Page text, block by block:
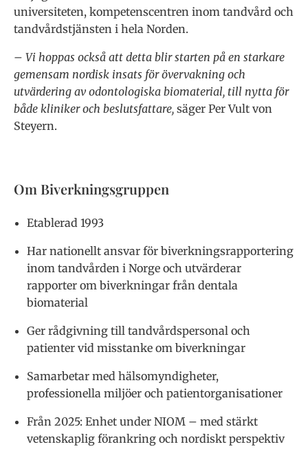
universiteten, kompetenscentren inom tandvård och
tandvårdstjänsten i hela Norden.
– Vi hoppas också att detta blir starten på en starkare
gemensam nordisk insats för övervakning och
utvärdering av odontologiska biomaterial, till nytta för
både kliniker och beslutsfattare, säger Per Vult von
Steyern.
Om Biverkningsgruppen
Etablerad 1993
Har nationellt ansvar för biverkningsrapportering
inom tandvården i Norge och utvärderar
rapporter om biverkningar från dentala
biomaterial
Ger rådgivning till tandvårdspersonal och
patienter vid misstanke om biverkningar
Samarbetar med hälsomyndigheter,
professionella miljöer och patientorganisationer
Från 2025: Enhet under NIOM – med stärkt
vetenskaplig förankring och nordiskt perspektiv